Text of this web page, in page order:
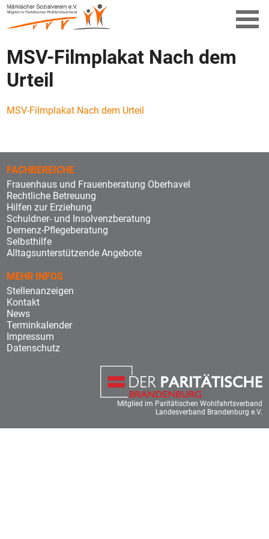
MSV-Filmplakat Nach dem
Urteil
MSV-Filmplakat Nach dem Urteil
FACHBEREICHE
Frauenhaus und Frauenberatung Oberhavel
Rechtliche Betreuung
Hilfen zur Erziehung
Schuldner- und Insolvenzberatung
Demenz-Pflegeberatung
Selbsthilfe
Alltagsunterstützende Angebote
MEHR INFOS
Stellenanzeigen
Kontakt
News
Terminkalender
Impressum
Datenschutz
Mitglied im Paritätischen Wohlfahrtsverband
Landesverband Brandenburg e.V.